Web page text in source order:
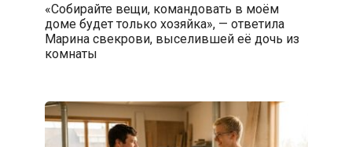
«Собирайте вещи, командовать в моём
доме будет только хозяйка», — ответила
Марина свекрови, выселившей её дочь из
комнаты